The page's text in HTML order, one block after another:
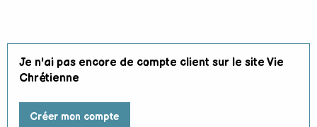
Je n'ai pas encore de compte client sur le site Vie
Chrétienne
Créer mon compte